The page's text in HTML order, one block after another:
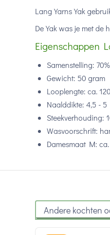
Lang Yarns Yak
De Yak was je met de
Eigenschappen
Samenstelling:
Gewicht: 50 gram
Looplengte: ca.
Naalddikte: 4,5 - 5
Steekverhouding:
Wasvoorschrift:
Damesmaat M:
Andere kochten